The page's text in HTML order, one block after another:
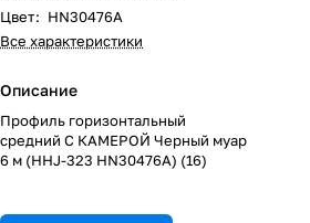
Цвет: HN30476A
Все характеристики
Описание
Профиль горизонтальный
средний С КАМЕРОЙ Черный муар
6 м (HHJ-323 HN30476A) (16)